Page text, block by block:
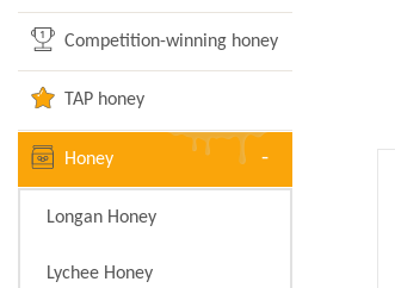
Competition-winning honey
TAP honey
Honey
Longan Honey
Lychee Honey